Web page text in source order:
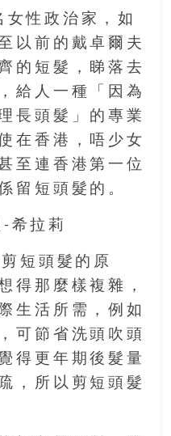
性政治家，如
以前的戴卓爾夫
的短髮，睇落去
給人一種「因為
長頭髮」的專業
在香港，唔少女
至連香港第一位
留短頭髮的。
短頭髮的原
得那麼樣複雜，
生活所需，例如
可節省洗頭吹頭
得更年期後髮量
，所以剪短頭髮